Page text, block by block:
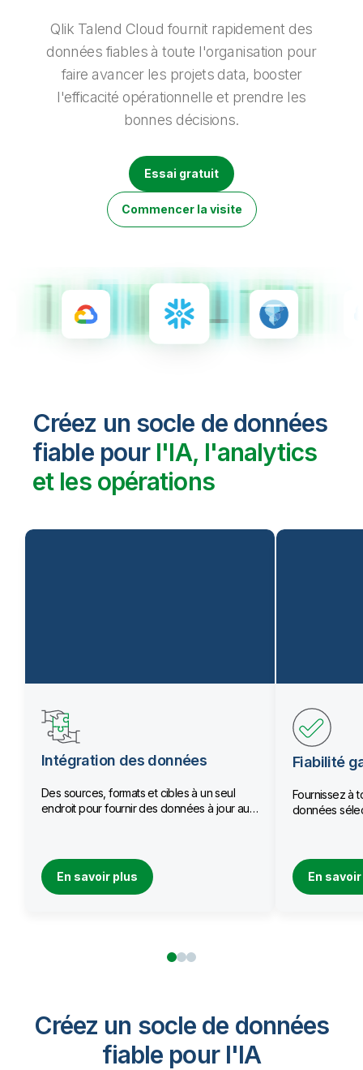
Documentation produits
Nos bureaux dans le monde
Talend
Qlik Talend Cloud fournit rapidement des
données fiables à toute l'organisation pour
faire avancer les projets data, booster
l'efficacité opérationnelle et prendre les
bonnes décisions.
Essai gratuit
Commencer la visite
Créez un socle de données
fiable pour l'IA, l'analytics
et les opérations
Intégration des données
Des sources, formats et cibles à un seul
endroit pour fournir des données à jour aux
En savoir plus
Fiabilité
Fournissez à
données
En
Créez un socle de données
fiable pour I'IA